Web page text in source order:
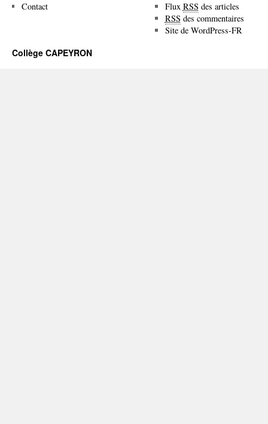
Contact Flux RSS des articles
RSS des commentaires
Site de WordPress-FR
Collège CAPEYRON